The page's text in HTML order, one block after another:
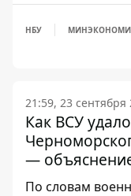
НБУ
21:59, 23 сентября
Как ВСУ
—
По словам